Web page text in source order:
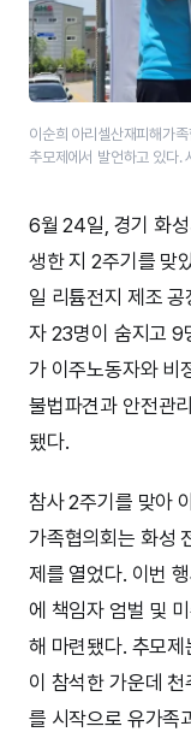
이순희 아리셀산재피해가
추모제에서 발언하고 있다.
6월 24일, 경기 화
생한 지 2주기를 맞
일 리튬전지 제조
자 23명이 숨지고 9
가 이주노동자와 비
불법파견과 안전관
됐다.
참사 2주기를 맞아
가족협의회는 화성
제를 열었다. 이번
에 책임자 엄벌 및
해 마련됐다. 추모
이 참석한 가운데
를 시작으로 유가족